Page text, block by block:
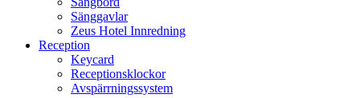
Sänggavlar
Zeus Hotel Innredning
Reception
Keycard
Receptionsklockor
Avspärrningssystem